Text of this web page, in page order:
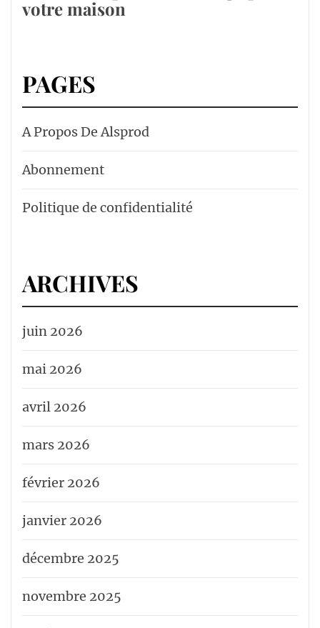
votre maison
PAGES
A Propos De Alsprod
Abonnement
Politique de confidentialité
ARCHIVES
juin 2026
mai 2026
avril 2026
mars 2026
février 2026
janvier 2026
décembre 2025
novembre 2025